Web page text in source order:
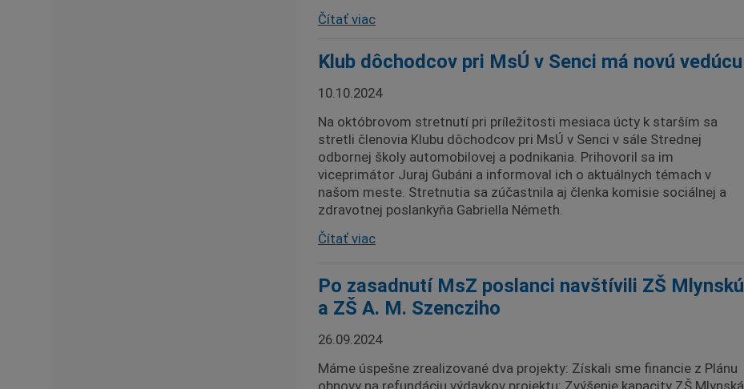
Čítať viac
Klub dôchodcov pri MsÚ v Senci má novú vedúcu
10.10.2024
Na októbrovom stretnutí pri príležitosti mesiaca úcty k starším sa
stretli členovia Klubu dôchodcov pri MsÚ v Senci v sále Strednej
odbornej školy automobilovej a podnikania. Prihovoril sa im
viceprimátor Juraj Gubáni a informoval ich o aktuálnych témach v
našom meste. Stretnutia sa zúčastnila aj členka komisie sociálnej a
zdravotnej poslankyňa Gabriella Németh.
Čítať viac
Po zasadnutí MsZ poslanci navštívili ZŠ Mlynskú
a ZŠ A. M. Szencziho
26.09.2024
Máme úspešne zrealizované dva projekty: Získali sme financie z Plánu